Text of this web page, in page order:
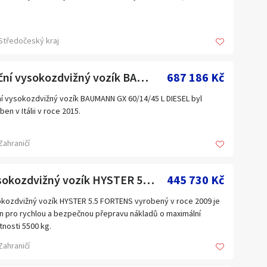
kraj
Boční vysokozdvižný vozík BAUMANN GX 60/14/45 L DIESEL 687 186 Kč
vysokozdvižný vozík BAUMANN GX 60/14/45 L DIESEL byl
v Itálii v roce 2015.
výška zdvihu: 4500 mm
vidlic: 1400 mm
vidlic: 200 mm
vidlic: 50 mm
vidlic: 200 mm
stožáru: 3190 mm
Vysokozdvižný vozík HYSTER 5.5 FORTENS 445 730 Kč
vozík HYSTER 5.5 FORTENS vyrobený v roce 2009 je
pro rychlou a bezpečnou přepravu nákladů o maximální
5500 kg.
specifikace LPG vysokozdvižného vozíku HYSTER 5.5